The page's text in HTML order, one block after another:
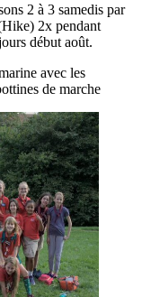
2 à 3 samedis par
2x pendant
début août.
avec les
de marche